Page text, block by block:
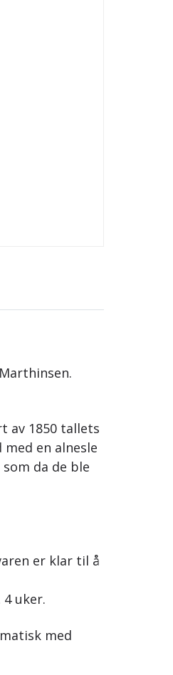
av 1850 tallets
en alnesle
da de ble
er klar til å
uker.
med